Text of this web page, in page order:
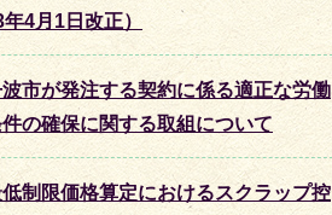
4月1日改正）
市が発注する契約に係る適正な労働
の確保に関する取組について
制限価格算定におけるスクラップ控